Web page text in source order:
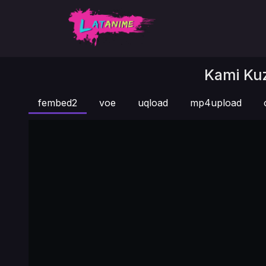
Kami
fembed2 voe uqload mp4upload